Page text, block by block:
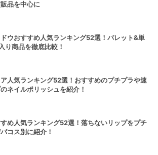
品を中心に
ウおすすめ人気ランキング52選！パレット&単
り商品を徹底比較！
人気ランキング52選！おすすめのプチプラや速
ネイルポリッシュを紹介！
め人気ランキング52選！落ちないリップをプチ
コス別に紹介！